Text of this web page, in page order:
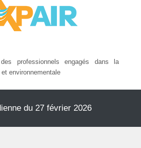
professionnels engagés dans la
environnementale
du 27 février 2026